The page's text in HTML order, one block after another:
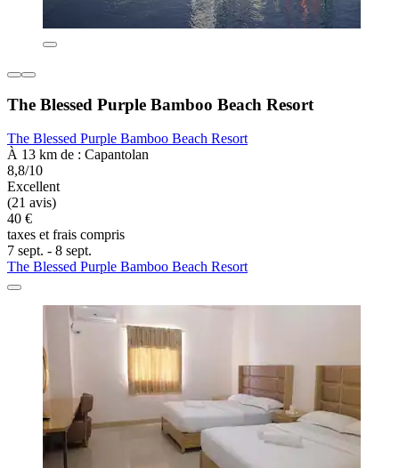
The Blessed Purple Bamboo Beach Resort
The Blessed Purple Bamboo Beach Resort
À 13 km de : Capantolan
8,8/10
Excellent
(21 avis)
40 €
taxes et frais compris
7 sept. - 8 sept.
The Blessed Purple Bamboo Beach Resort